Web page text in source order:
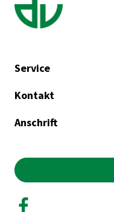
Service
Kontakt
Anschrift